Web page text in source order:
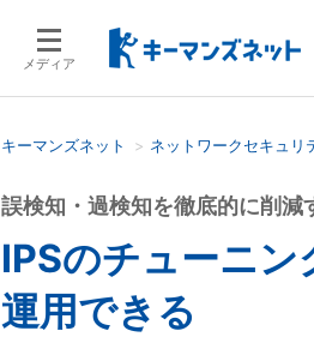
メディア
キーマンズネット ネットワークセキュリ
IPSのチューニ
運用できる
誤検知・過検知を徹底的に削減